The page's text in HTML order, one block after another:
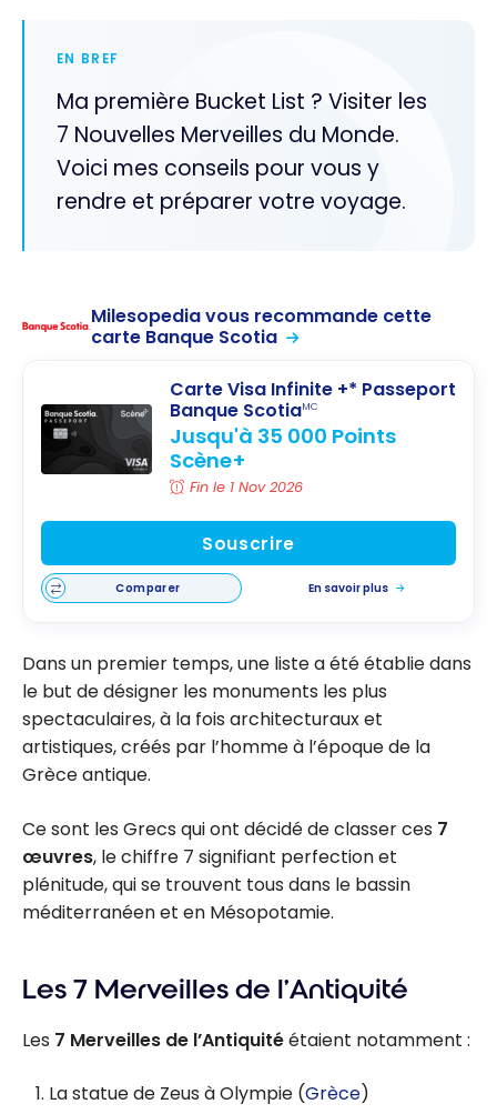
EN BREF
Ma première Bucket List ? Visiter les
7 Nouvelles Merveilles du Monde.
Voici mes conseils pour vous y
rendre et préparer votre voyage.
Milesopedia vous recommande cette
carte Banque Scotia
Carte Visa Infinite +* Passeport
Banque ScotiaMC
Jusqu'à 35 000 Points
Scène+
Fin le 1 Nov 2026
Souscrire
Comparer En savoir plus
Dans un premier temps, une liste a été établie dans
le but de désigner les monuments les plus
spectaculaires, à la fois architecturaux et
artistiques, créés par l’homme à l’époque de la
Grèce antique.
Ce sont les Grecs qui ont décidé de classer ces 7
œuvres, le chiffre 7 signifiant perfection et
plénitude, qui se trouvent tous dans le bassin
méditerranéen et en Mésopotamie.
Les 7 Merveilles de l’Antiquité
Les 7 Merveilles de l’Antiquitéétaient notamment :
La statue de Zeus à Olympie (Grèce)